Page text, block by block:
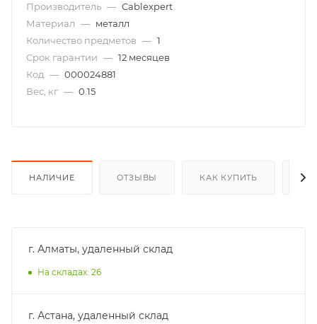
Производитель — Cablexpert
Материал — металл
Количество предметов — 1
Срок гарантии — 12 месяцев
Код — 000024881
Вес, кг — 0.15
НАЛИЧИЕ ОТЗЫВЫ КАК КУПИТЬ
г. Алматы, удаленный склад
На складах: 26
г. Астана, удаленный склад